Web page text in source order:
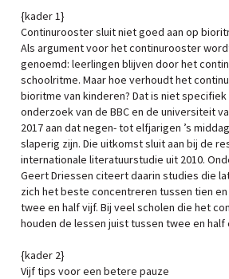
{kader 1}
Continurooster sluit niet goed aan op
Als argument voor het continurooster
genoemd: leerlingen blijven door het
schoolritme. Maar hoe verhoudt het
bioritme van kinderen? Dat is niet
onderzoek van de BBC en de universiteit
2017 aan dat negen- tot elfjarigen ’s
slaperig zijn. Die uitkomst sluit aan bij de
internationale literatuurstudie uit 2010.
Geert Driessen citeert daarin studies die
zich het beste concentreren tussen tien
twee en half vijf. Bij veel scholen die het
houden de lessen juist tussen twee en half
{kader 2}
Vijf tips voor een betere pauze